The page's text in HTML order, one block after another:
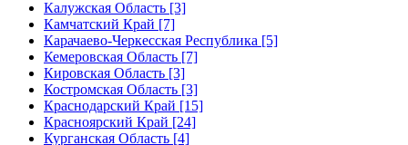
Калужская Область [3]
Камчатский Край [7]
Карачаево-Черкесская Республика [5]
Кемеровская Область [7]
Кировская Область [3]
Костромская Область [3]
Краснодарский Край [15]
Красноярский Край [24]
Курганская Область [4]